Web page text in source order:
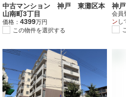
中古マンション 神戸 東灘区本
山南町3丁目
価格： 4399万円
この物件を選択する
神
会員
ン し